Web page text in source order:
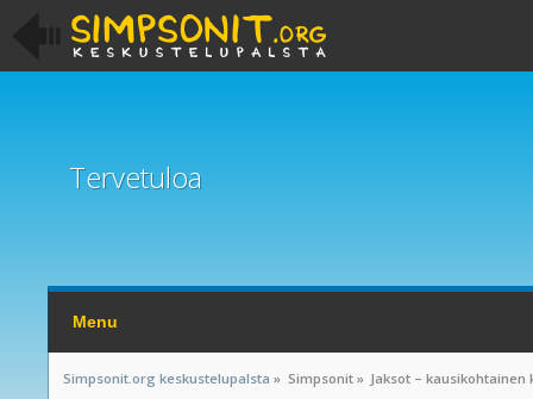
Tervetuloa
Menu
Simpsonit.org keskustelupalsta » Simpsonit» Jaksot – kausikohtainen